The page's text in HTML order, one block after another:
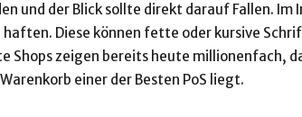
und der Blick sollte direkt darauf Fallen. Im
Diese können fette oder kursive
Shops zeigen bereits heute millionenfach,
einer der Besten PoS liegt.